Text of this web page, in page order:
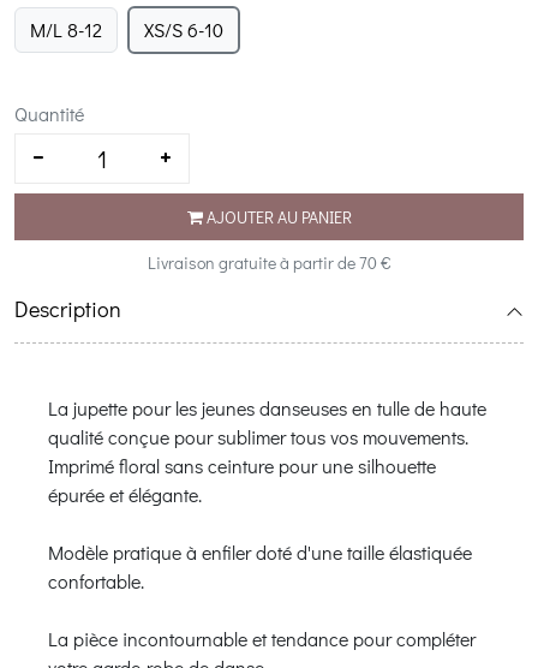
M/L 8-12
XS/S 6-10
Quantité
AJOUTER AU PANIER
Livraison gratuite à partir de 70 €
Description
La jupette pour les jeunes danseuses en tulle de haute
qualité conçue pour sublimer tous vos mouvements.
Imprimé floral sans ceinture pour une silhouette
épurée et élégante.
Modèle pratique à enfiler doté d'une taille élastiquée
confortable.
La pièce incontournable et tendance pour compléter